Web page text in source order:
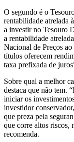
O segundo é o
rentabilidade atrelada
a investir no Tesouro
a rentabilidade
Nacional de Preços
títulos oferecem
taxa prefixada de
Sobre qual a melhor
destaca que não tem.
iniciar os
investidor
que preza pela
que corre altos riscos,
recomenda.